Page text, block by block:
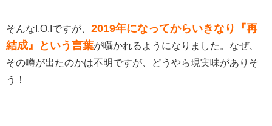
そんなI.O.Iですが、 2019年になってからいきなり『再
結成』という言葉が囁かれるようになりました。なぜ、
その噂が出たのかは不明ですが、どうやら現実味がありそ
う！